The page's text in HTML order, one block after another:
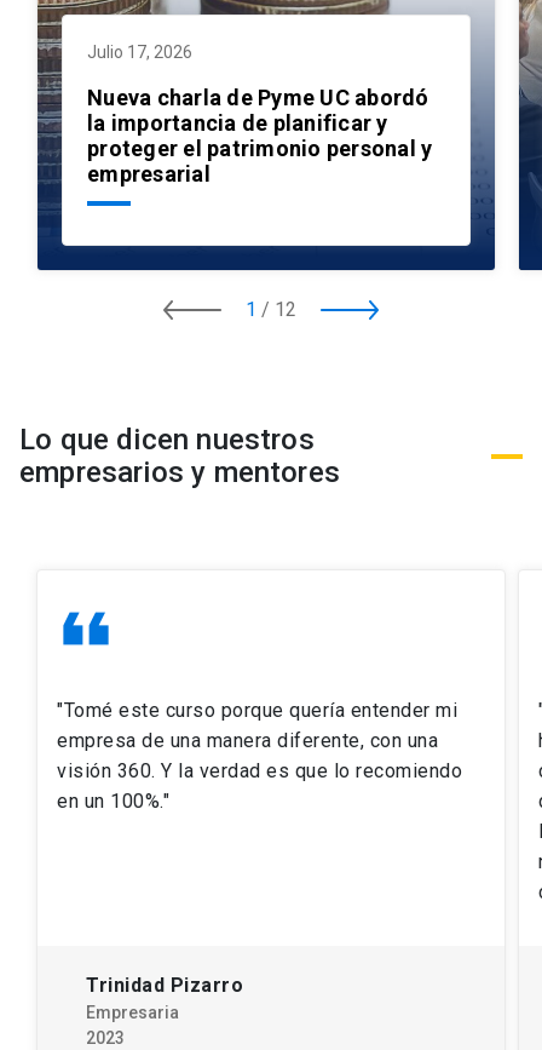
Julio 17, 2026
Nueva charla de Pyme UC abordó
la importancia de planificar y
proteger el patrimonio personal y
empresarial
1 / 12
Lo que dicen nuestros
empresarios y mentores
format_quote
"Tomé este curso porque quería entender mi
empresa de una manera diferente, con una
visión 360. Y la verdad es que lo recomiendo
en un 100%."
Trinidad Pizarro
Empresaria
2023